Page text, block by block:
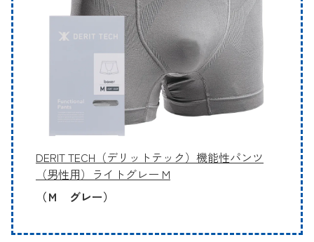
DERIT TECH（デリットテック）機能性パンツ
（男性用）ライトグレー M
（Ｍ グレー）